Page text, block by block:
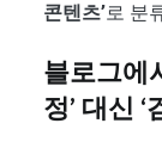
콘텐츠’로 분
블로그에
정’ 대신